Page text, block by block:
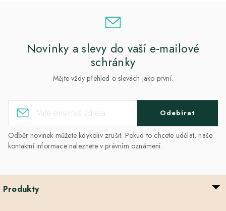
Novinky a slevy do vaší e-mailové
schránky
Mějte vždy přehled o slevách jako první.
Odebírat
Odběr novinek můžete kdykoliv zrušit. Pokud to chcete udělat, naše
kontaktní informace naleznete v právním oznámení.
Produkty